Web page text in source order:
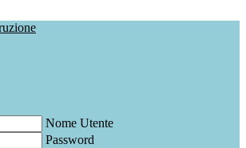
Nome Utente
Password